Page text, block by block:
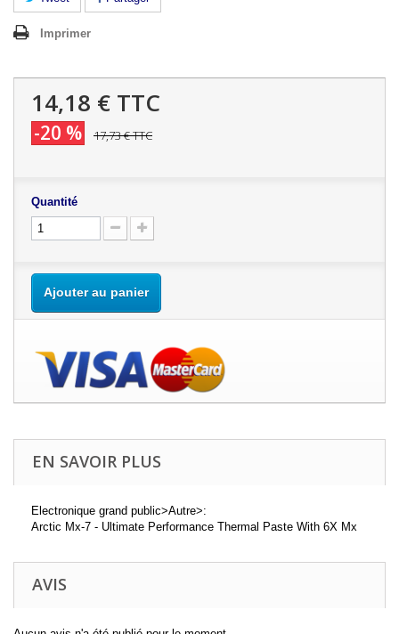
Imprimer
14,18 € TTC
-20 % 17,73 €TTC
Quantité
Ajouter au panier
EN SAVOIR PLUS
Electronique grand public>Autre>:
Arctic Mx-7 - Ultimate Performance Thermal Paste With 6X Mx
AVIS